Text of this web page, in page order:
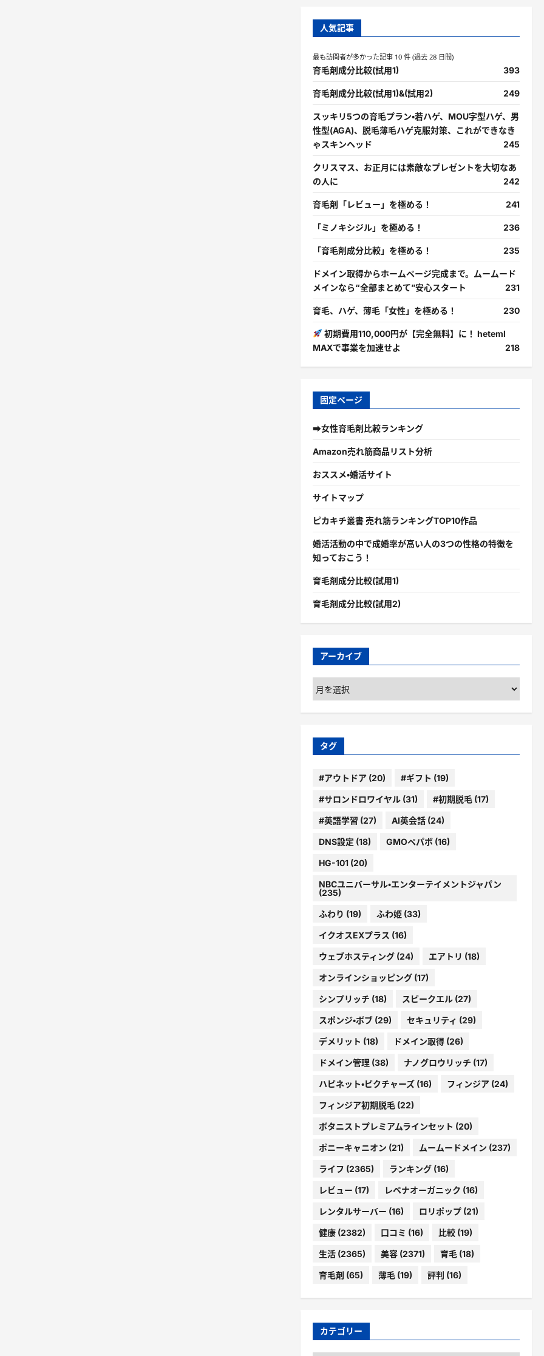
人気記事
最も訪問者が多かった記事 10 件 (過去 28 日間)
育毛剤成分比較(試用1) 393
育毛剤成分比較(試用1)&(試用2) 249
スッキリ5つの育毛プラン・若ハゲ、MOU字型ハゲ、男
性型(AGA)、脱毛薄毛ハゲ克服対策、これができなき
ゃスキンヘッド
245
クリスマス、お正月には素敵なプレゼントを大切なあ
の人に
242
育毛剤「レビュー」を極める！ 241
「ミノキシジル」を極める！ 236
「育毛剤成分比較」を極める！ 235
ドメイン取得からホームページ完成まで。ムームード
メインなら“全部まとめて”安心スタート
231
育毛、ハゲ、薄毛「女性」を極める！ 230
初期費用110,000円が【完全無料】に！ heteml
MAXで事業を加速せよ
218
固定ページ
➡女性育毛剤比較ランキング
Amazon売れ筋商品リスト分析
おススメ・婚活サイト
サイトマップ
ピカキチ叢書 売れ筋ランキングTOP10作品
婚活活動の中で成婚率が高い人の3つの性格の特徴を
知っておこう！
育毛剤成分比較(試用1)
育毛剤成分比較(試用2)
アーカイブ
ア
ー
カ
ブ
タグ
#アウトドア(20) #ギフト (19)
#サロンドロワイヤル(31) #初期脱毛(17)
#英語学習 (27) AI英会話(24)
DNS設定 (18) GMOペパボ(16)
HG-101(20)
NBCユニバーサル・エンターテイメントジャパン
(235)
ふわり (19) ふわ姫(33)
イクオスEXプラス (16)
ウェブホスティング(24) エアトリ (18)
オンラインショッピング(17)
シンプリッチ (18) スピークエル(27)
スポンジ・ボブ(29) セキュリティ (29)
デメリット (18) ドメイン取得(26)
ドメイン管理(38) ナノグロウリッチ (17)
ハピネット・ピクチャーズ(16) フィンジア(24)
フィンジア初期脱毛(22)
ボタニストプレミアムラインセット (20)
ポニーキャニオン (21) ムームードメイン (237)
ライフ (2365) ランキング(16)
レビュー (17) レベナオーガニック (16)
レンタルサーバー (16) ロリポップ(21)
健康(2382) 口コミ (16) 比較(19)
生活(2365) 美容(2371) 育毛(18)
育毛剤 (65) 薄毛(19) 評判 (16)
カテゴリー